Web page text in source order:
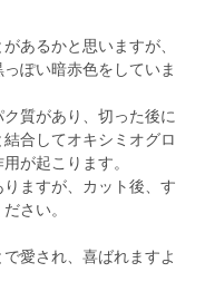
あるかと思いますが、
ぽい暗赤色をしていま
質があり、切った後に
合してオキシミオグロ
が起こります。
ますが、カット後、す
さい。
愛され、喜ばれますよ